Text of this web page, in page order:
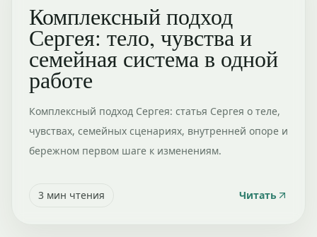
Комплексный подход
Сергея: тело, чувства и
семейная система в одной
работе
Комплексный подход Сергея: статья Сергея о теле,
чувствах, семейных сценариях, внутренней опоре и
бережном первом шаге к изменениям.
3 мин чтения Читать